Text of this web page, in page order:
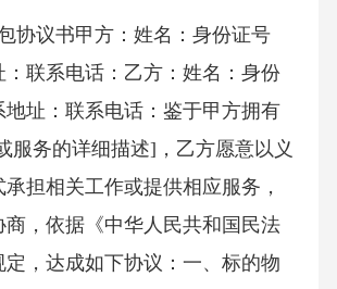
协议书 甲方：姓名：身份证号
：联系电话：乙方：姓名：身份
地址：联系电话：鉴于甲方拥有
服务的详细描述]，乙方愿意以义
担相关工作或提供相应服务，
商，依据《中华人民共和国民法
定，达成如下协议：一、标的物